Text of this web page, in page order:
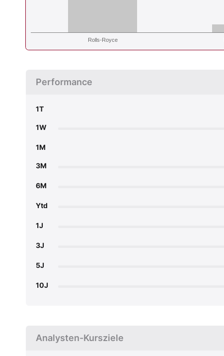
Rolls-Royce
Performance
1T
1W
1M
3M
6M
Ytd
1J
3J
5J
10J
Analysten-Kursziele